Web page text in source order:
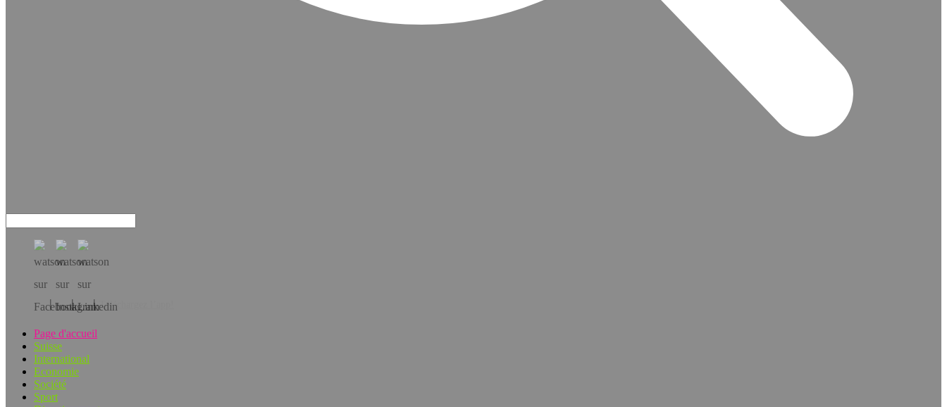
Téléchargez l’app!
Page d'accueil
Suisse
International
Economie
Société
Sport